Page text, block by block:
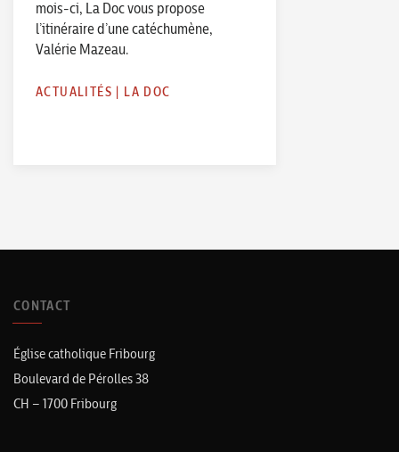
mois-ci, La Doc vous propose
l’itinéraire d’une catéchumène,
Valérie Mazeau.
ACTUALITÉS | LA DOC
CONTACT
Église catholique Fribourg
Boulevard de Pérolles 38
CH – 1700 Fribourg